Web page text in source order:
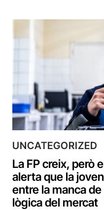
UNCATEGORIZED
La FP creix, però
alerta que la
entre la manca
lògica del mercat